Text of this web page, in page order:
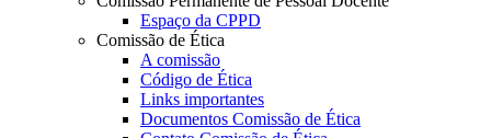
Espaço da CPPD
Comissão de Ética
A comissão
Código de Ética
Links importantes
Documentos Comissão de Ética